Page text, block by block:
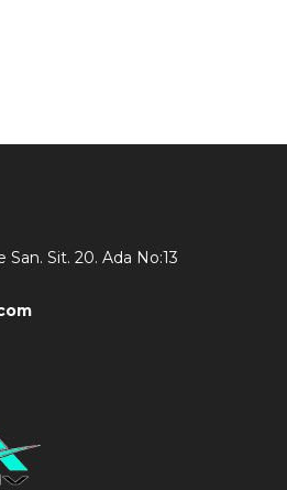
San. Sit. 20. Ada No:13